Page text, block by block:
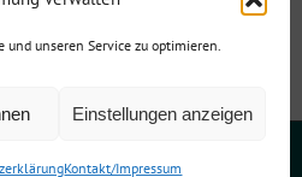
und unseren Service zu optimieren.
Einstellungen anzeigen
Kontakt/Impressum
Facebook
X